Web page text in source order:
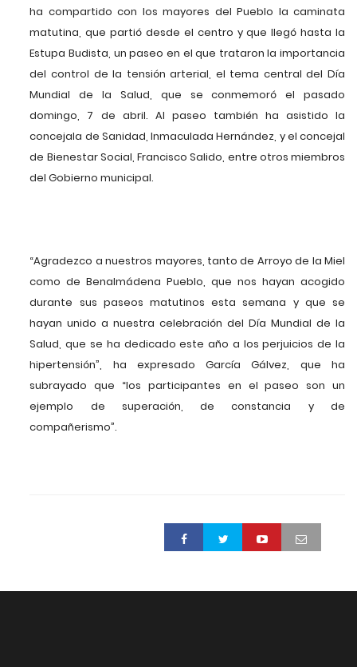
ha compartido con los mayores del Pueblo la caminata
matutina, que partió desde el centro y que llegó hasta la
Estupa Budista, un paseo en el que trataron la importancia
del control de la tensión arterial, el tema central del Día
Mundial de la Salud, que se conmemoró el pasado
domingo, 7 de abril. Al paseo también ha asistido la
concejala de Sanidad, Inmaculada Hernández, y el concejal
de Bienestar Social, Francisco Salido, entre otros miembros
del Gobierno municipal.
“Agradezco a nuestros mayores, tanto de Arroyo de la Miel
como de Benalmádena Pueblo, que nos hayan acogido
durante sus paseos matutinos esta semana y que se
hayan unido a nuestra celebración del Día Mundial de la
Salud, que se ha dedicado este año a los perjuicios de la
hipertensión”, ha expresado García Gálvez, que ha
subrayado que “los participantes en el paseo son un
ejemplo de superación, de constancia y de
compañerismo”.